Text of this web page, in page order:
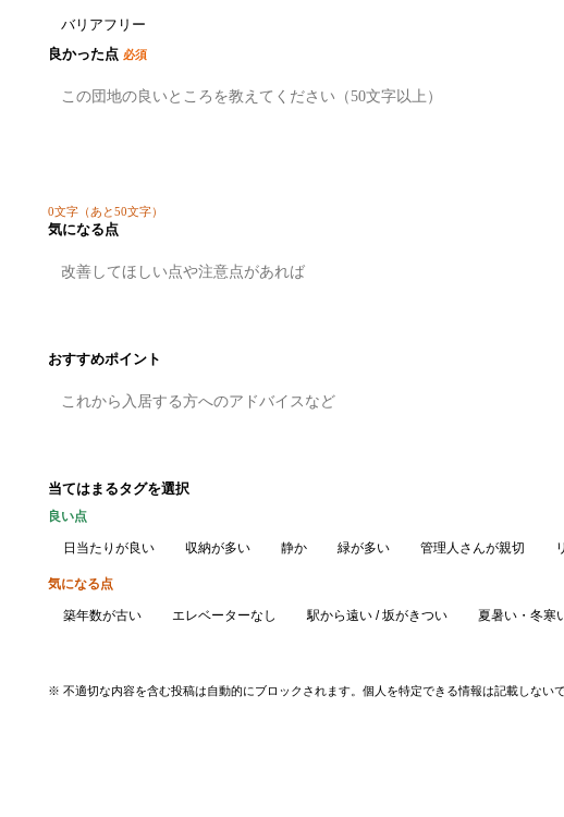
バリアフリー
良かった点 必須
0文字 （あと50文字）
気になる点
おすすめポイント
当てはまるタグを選択
良い点
日当たりが良い 収納が多い 静か 緑が多い 管理人さんが親切
気になる点
築年数が古い エレベーターなし 駅から遠い / 坂がきつい 夏暑い・冬寒
※ 不適切な内容を含む投稿は自動的にブロックされます。個人を特定できる情報は記載しないで